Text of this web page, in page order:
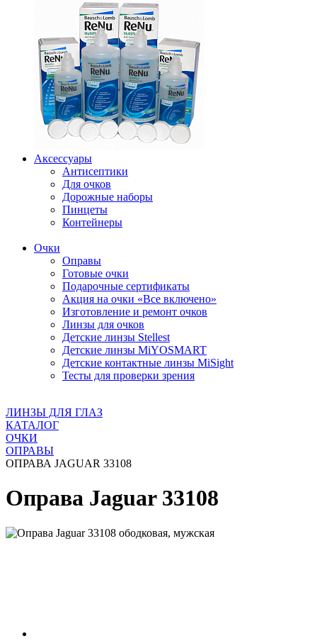
Аксессуары
Антисептики
Для очков
Дорожные наборы
Пинцеты
Контейнеры
Очки
Оправы
Готовые очки
Подарочные сертификаты
Акция на очки «Все включено»
Изготовление и ремонт очков
Линзы для очков
Детские линзы Stellest
Детские линзы MiYOSMART
Детские контактные линзы MiSight
Тесты для проверки зрения
ЛИНЗЫ ДЛЯ ГЛАЗ
КАТАЛОГ
ОЧКИ
ОПРАВЫ
ОПРАВА JAGUAR 33108
Оправа Jaguar 33108